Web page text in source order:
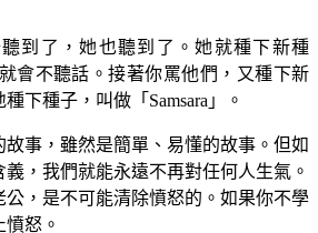
到了，她也聽到了。她就種下新種
會不聽話。接著你罵他們，又種下新
下種子，叫做「Samsara」。
事，雖然是簡單、易懂的故事。但如
，我們就能永遠不再對任何人生氣。
，是不可能清除憤怒的。如果你不學
怒。